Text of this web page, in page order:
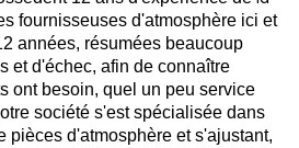
fournisseuses d'atmosphère ici et
années, résumées beaucoup
et d'échec, afin de connaître
ont besoin, quel un peu service
société s'est spécialisée dans
pièces d'atmosphère et s'ajustant,